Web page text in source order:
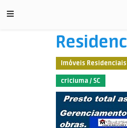
Imóveis
criciuma / SC